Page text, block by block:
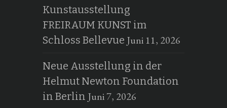
Kunstausstellung
FREIRAUM KUNST im
Schloss Bellevue Juni 11, 2026
Neue Ausstellung in der
Helmut Newton Foundation
in Berlin Juni 7, 2026